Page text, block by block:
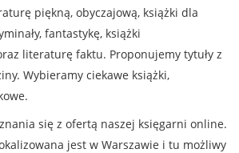
piękną, obyczajową, książki dla
fantastykę, książki
literaturę faktu. Proponujemy tytuły z
Wybieramy ciekawe książki,
się z ofertą naszej księgarni online.
jest w Warszawie i tu możliwy